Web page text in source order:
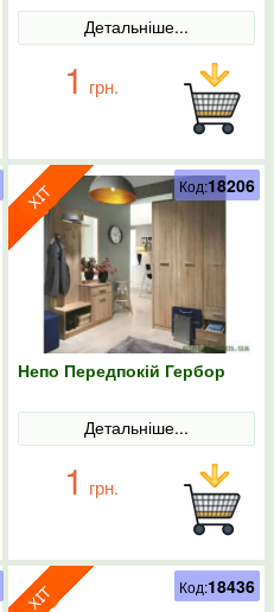
Детальніше...
1 грн.
Непо Передпокій Гербор
Детальніше...
1 грн.
Код:18206
Код:18436